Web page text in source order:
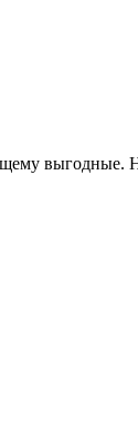
выгодные.